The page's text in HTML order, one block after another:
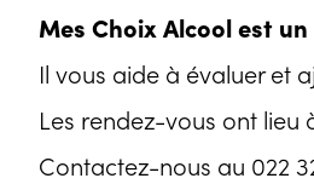
Mes Choix Alcool est
Il vous aide à évaluer et
Les rendez-vous ont lieu
Contactez-nous au 022